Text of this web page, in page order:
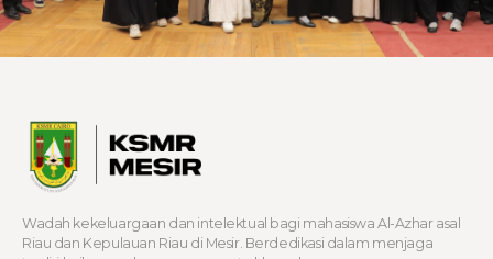
Wadah kekeluargaan dan intelektual bagi mahasiswa Al-Azhar asal
Riau dan Kepulauan Riau di Mesir. Berdedikasi dalam menjaga